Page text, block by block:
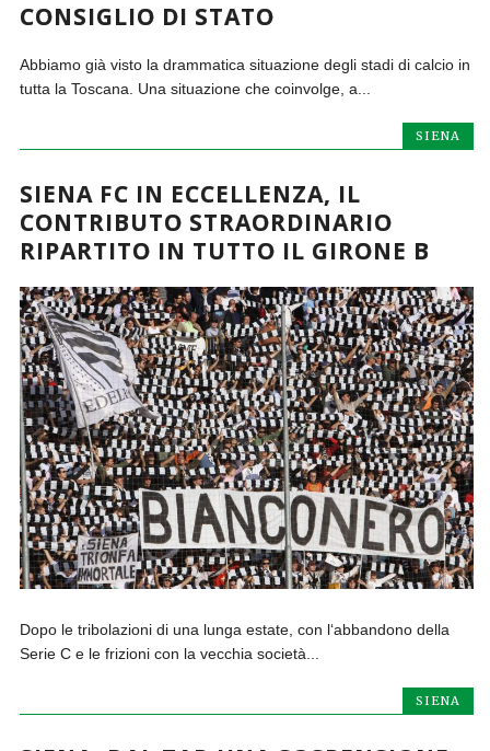
CONSIGLIO DI STATO
Abbiamo già visto la drammatica situazione degli stadi di calcio in
tutta la Toscana. Una situazione che coinvolge, a...
SIENA
SIENA FC IN ECCELLENZA, IL
CONTRIBUTO STRAORDINARIO
RIPARTITO IN TUTTO IL GIRONE B
Dopo le tribolazioni di una lunga estate, con l‘abbandono della
Serie C e le frizioni con la vecchia società...
SIENA